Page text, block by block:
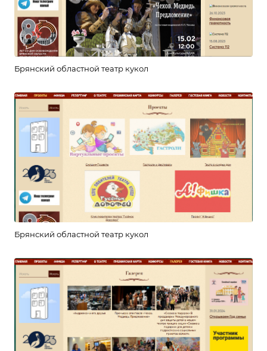
Брянский областной театр кукол
Брянский областной театр кукол